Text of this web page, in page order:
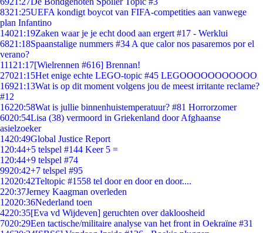
8321:25UEFA kondigt boycot van FIFA-competities aan vanwege
plan Infantino
14021:19Zaken waar je je echt dood aan ergert #17 - Werklui
6821:18Spaanstalige nummers #34 A que calor nos pasaremos por el
verano?
111 21:17[Wielrennen #616] Brennan!
27021:15Het enige echte LEGO-topic #45 LEGOOOOOOOOOOO
16921:13Wat is op dit moment volgens jou de meest irritante reclame?
#12
16220:58Wat is jullie binnenhuistemperatuur? #81 Horrorzomer
6020:54Lisa (38) vermoord in Griekenland door Afghaanse
asielzoeker
1420:49Global Justice Report
1 20:44+5 telspel #144 Keer 5 =
1 20:44+9 telspel #74
9920:42+7 telspel #95
12020:42Teltopic #1558 tel door en door en door....
220:37Jerney Kaagman overleden
12020:36Nederland toen
4220:35[Eva vd Wijdeven] geruchten over dakloosheid
7020:29Een tactische/militaire analyse van het front in Oekraïne #31